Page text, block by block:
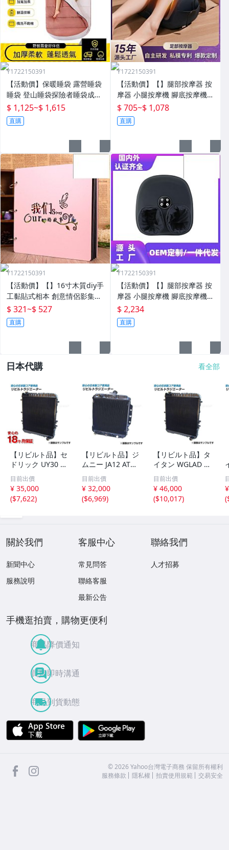
Y1722150391
【活動價】保暖睡袋 露營睡袋
睡袋 登山睡袋探險者睡袋成人
冬季加厚防寒加大戶外露營大
人抗寒四季通用款保暖
$ 1,125~$ 1,615
直購
Y1722150391
【活動價】【】腿部按摩器 按
摩器 小腿按摩機 腳底按摩機
深層按摩儀 小腿按摩儀全自動
揉捏腿部按摩器全腿底腳熱敷
腳部足底
$ 705~$ 1,078
直購
Y1722150391
【活動價】【】16寸木質diy手
工黏貼式相本 創意情侶影集紀
念收藏冊送男女朋友
$ 321~$ 527
直購
Y1722150391
【活動價】【】腿部按摩器 按
摩器 小腿按摩機 腳底按摩機
深層按摩軟體全自動足療機穴
位揉捏家用按腳器腳部腿部足
底足部腳底
$ 2,234
直購
日本代購 看全部
【リビルト品】セ
ドリック UY30 N
-UY30 AT リビル
トラジエーター 2
1450-V7200 18ヶ
月保証付 ニッサ
目前出價
¥ 35,000
($7,622)
【リビルト品】ジ
ムニー JA12 AT
ラジエーター ラ
ジエター 17700-
83C30
目前出價
¥ 32,000
($6,969)
【リビルト品】タ
イタン WGLAD M
T ラジエーター S
LM1-15-200A
目前出價
¥ 46,000
($10,017)
(
關於我們
新聞中心
服務說明
客服中心
常見問答
聯絡客服
最新公告
聯絡我們
人才招募
手機逛拍賣，購物更便利
商品降價通知
買賣即時溝通
商品到貨動態
APP Store
facebook ©2026 Yahoo台灣電子商務 保留所有權利
服務條款
隱私權 拍賣使用規範 交易安全